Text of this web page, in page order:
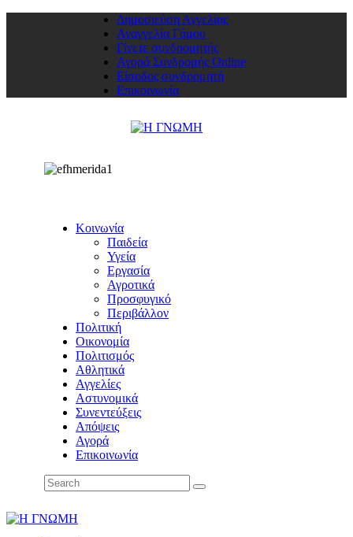
Δημοσιεύση Αγγελίας
Αναγγελία Γάμου
Γίνετε συνδρομητής
Αγορά Συνδρομής Online
Είσοδος συνδρομητή
Επικοινωνία
Κοινωνία
Παιδεία
Υγεία
Εργασία
Αγροτικά
Προσφυγικό
Περιβάλλον
Πολιτική
Οικονομία
Πολιτισμός
Αθλητικά
Αγγελίες
Αστυνομικά
Συνεντεύξεις
Απόψεις
Αγορά
Επικοινωνία